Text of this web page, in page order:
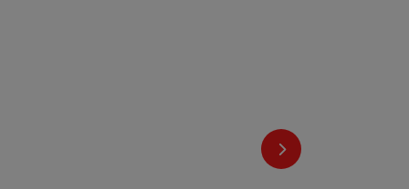
nächstes Element